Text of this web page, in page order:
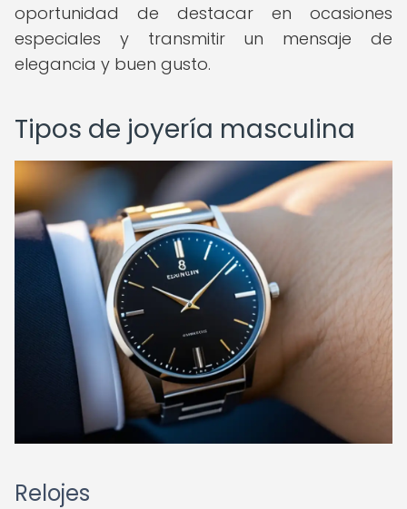
oportunidad de destacar en ocasiones
especiales y transmitir un mensaje de
elegancia y buen gusto.
Tipos de joyería masculina
Relojes